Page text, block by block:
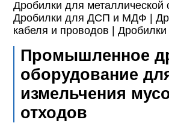
Дробилки для металлической
Дробилки для ДСП и МДФ |
кабеля и проводов |Дробилки
Промышленное
оборудование
измельчения
отходов